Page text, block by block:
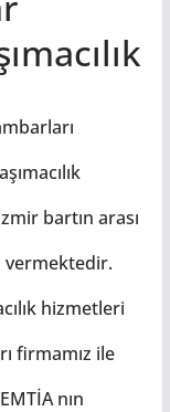
bartın arası
vermektedir.
hizmetleri
firmamız ile
nın